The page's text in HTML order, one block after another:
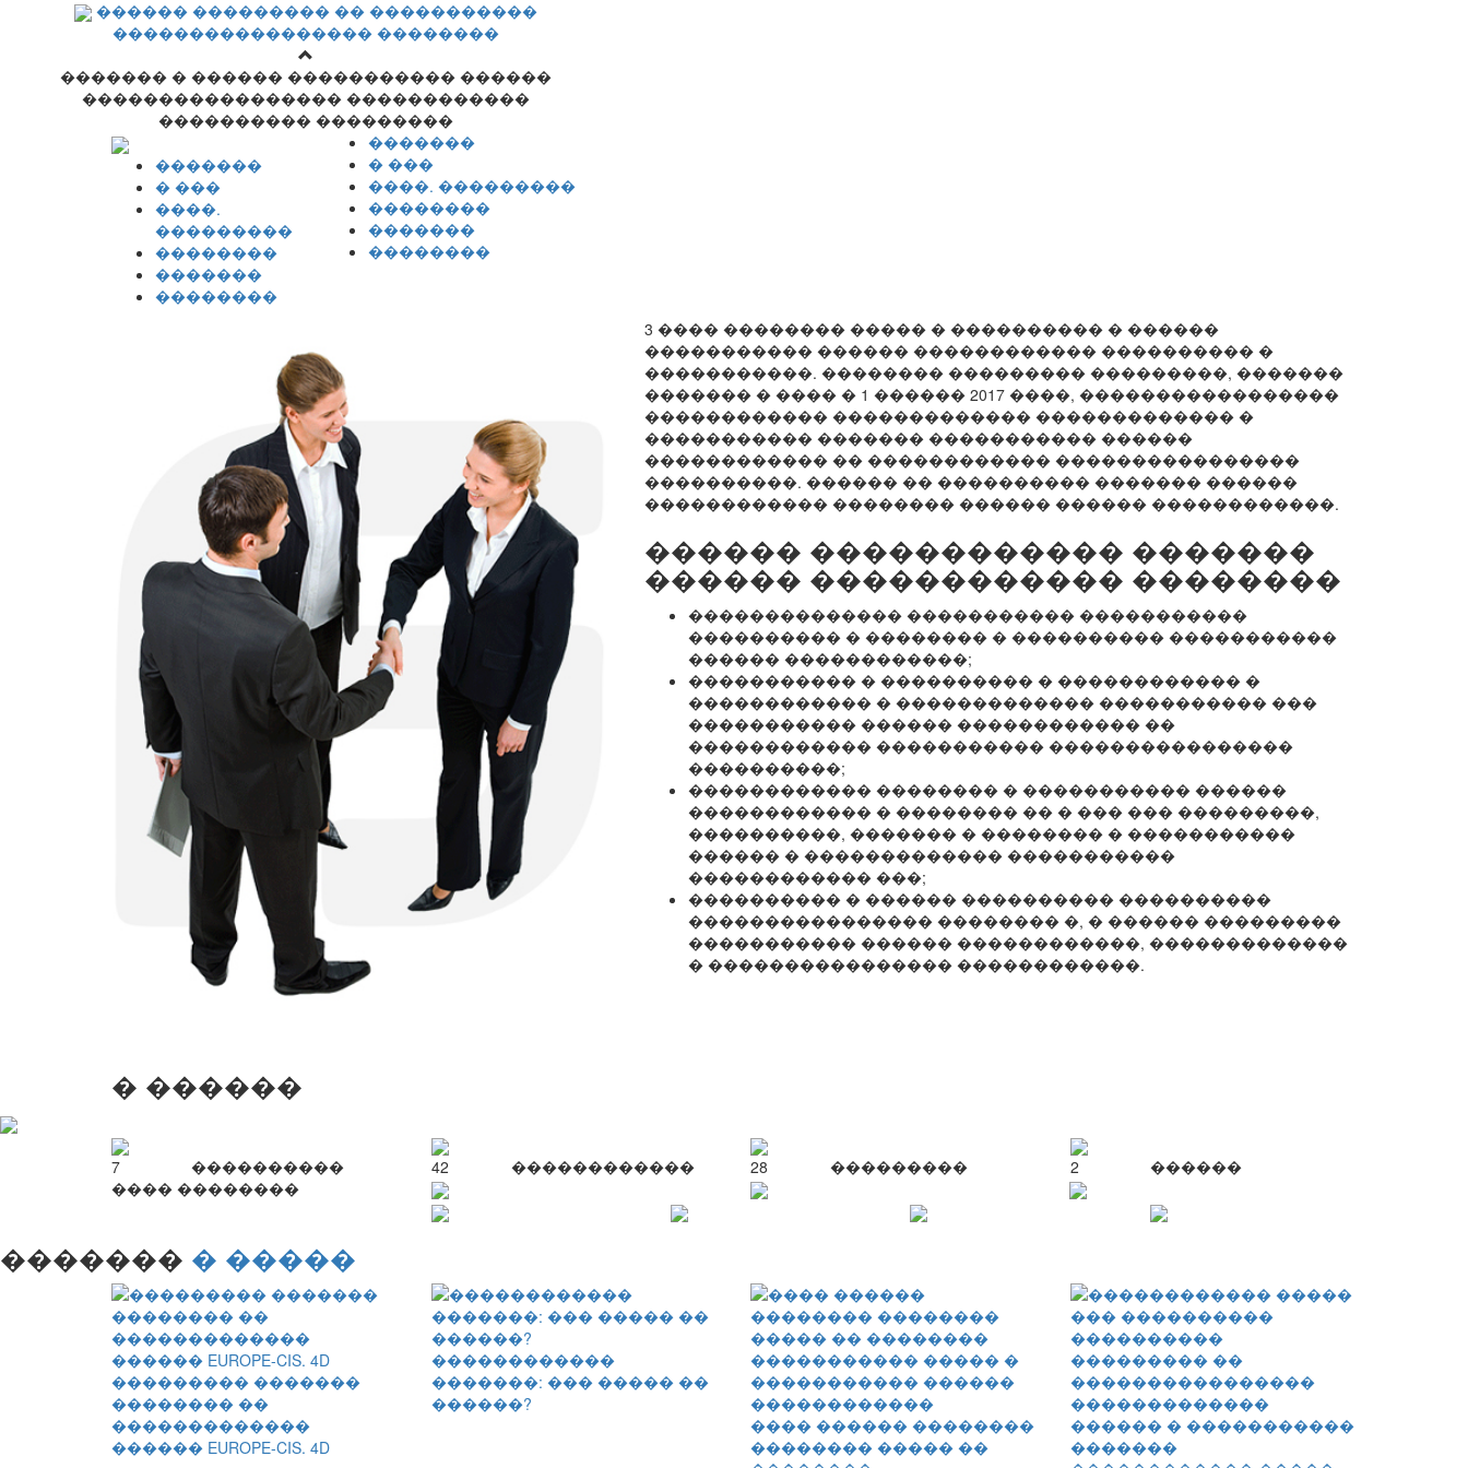
������ ��������� �� �����������
����������������� ��������
������� � ������ ����������� ������
����������������� ������������
���������� ���������
�������
� ���
����.
���������
��������
�������
��������
�������
� ���
����. ���������
��������
�������
��������
3 ���� �������� ����� � ���������� � ������
����������� ������ ������������ ���������� �
�����������. �������� ��������� ���������, �������
������� � ���� � 1 ������ 2017 ����, �����������������
������������ ������������� ������������� �
����������� ������� ����������� ������
������������ �� ������������ ����������������
����������. ������ �� ���������� ������� ������
������������ �������� ������ ������ ������������.
������ ������������ �������
������ ������������ ��������
�������������� ����������� �����������
���������� � �������� � ���������� �����������
������ ������������;
����������� � ���������� � ������������ �
������������ � ������������� ����������� ���
����������� ������ ������������ ��
������������ ����������� ����������������
����������;
������������ �������� � ����������� ������
������������ � �������� �� � ��� ��� ���������,
����������, ������� � �������� � �����������
������ � ������������� �����������
������������ ���;
���������� � ������ ���������� ����������
���������������� �������� �, � ������ ���������
����������� ������ ������������, �������������
� ���������������� ������������.
� ������
7 ���������� 42 ������������ 28 ��������� 2
������
���� ��������
������� � �����
��������� �������
�������� ��
�������������
������ EUROPE-CIS. 4D
������������
�������: ��� ����� ��
������?
���� ������ ��������
�������� ����� ��